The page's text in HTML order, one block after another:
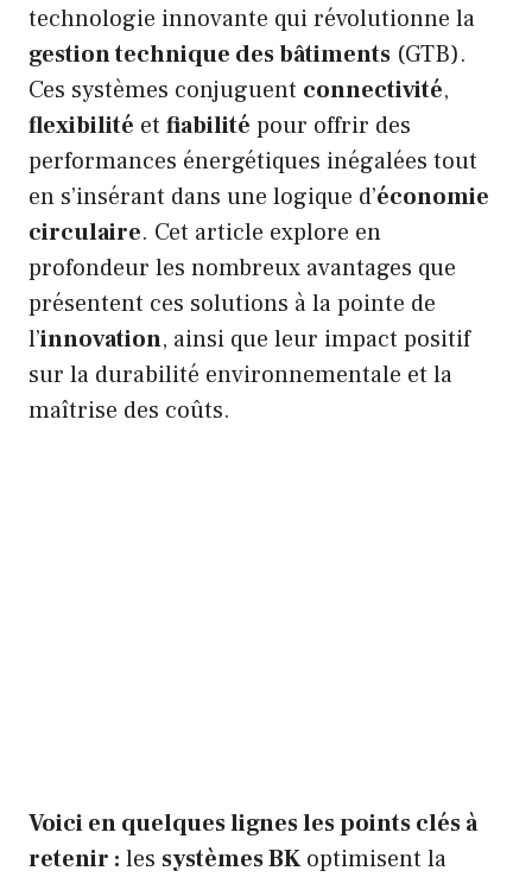
technologie innovante qui révolutionne la
gestion technique des bâtiments (GTB).
Ces systèmes conjuguent connectivité,
flexibilité et fiabilité pour offrir des
performances énergétiques inégalées tout
en s’insérant dans une logique d’économie
circulaire. Cet article explore en
profondeur les nombreux avantages que
présentent ces solutions à la pointe de
l’innovation, ainsi que leur impact positif
sur la durabilité environnementale et la
maîtrise des coûts.
Voici en quelques lignes les points clés à
retenir : les systèmes BK optimisent la